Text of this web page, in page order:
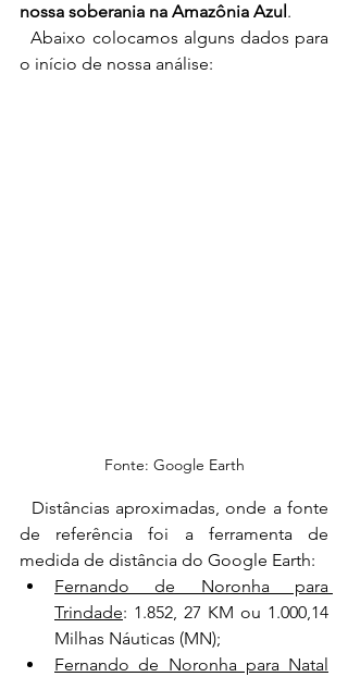
nossa soberania na Amazônia Azul .
  Abaixo colocamos alguns dados para
o início de nossa análise:
Fonte: Google Earth
de referência foi a ferramenta de
medida de distância do Google Earth:
Fernando de Noronha para
Trindade: 1.852, 27 KM ou 1.000,14
Milhas Náuticas (MN);
Fernando de Noronha para Natal